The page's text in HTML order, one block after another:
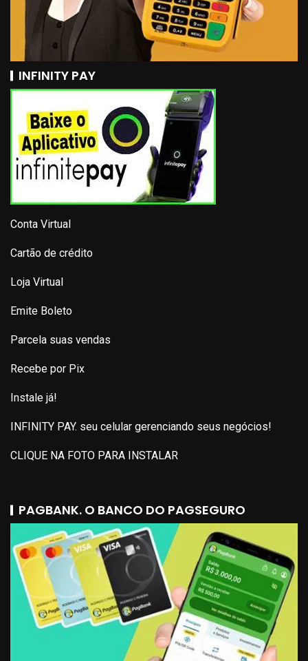
INFINITY PAY
Conta Virtual
Cartão de crédito
Loja Virtual
Emite Boleto
Parcela suas vendas
Recebe por Pix
Instale já!
INFINITY PAY. seu celular gerenciando seus negócios!
CLIQUE NA FOTO PARA INSTALAR
PAGBANK. O BANCO DO PAGSEGURO